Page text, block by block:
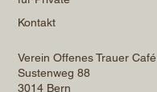
Kontakt
Verein Offenes Trauer Café
Sustenweg 88
3014 Bern